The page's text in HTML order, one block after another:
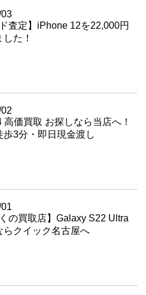
ド査定】iPhone 12を22,000円
た！
高価買取 お探しなら当店へ！
歩3分・即日現金渡し
くの買取店】Galaxy S22 Ultra
らクイック名古屋へ